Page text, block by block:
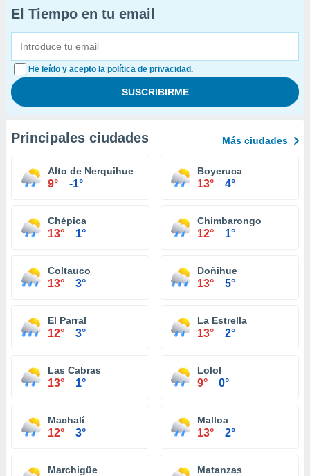
El Tiempo en tu email
He leído y acepto la política de privacidad.
Principales ciudades Más ciudades
Alto de Nerquihue
9° -1°
Boyeruca
13° 4°
Chépica
13° 1°
Chimbarongo
12° 1°
Coltauco
13° 3°
Doñihue
13° 5°
El Parral
12° 3°
La Estrella
13° 2°
Las Cabras
13° 1°
Lolol
9° 0°
Machalí
12° 3°
Malloa
13° 2°
Marchigüe Matanzas